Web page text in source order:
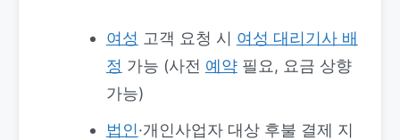
여성 고객 요청 시 여성 대리기사 배
정 가능 (사전 예약필요, 요금 상향
가능)
법인·개인사업자 대상 후불 결제 지